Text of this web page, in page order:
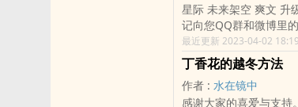
口。百感交集下，他还
上了年级榜首位。发榜
起成绩单，盯着上面某
靳大才子gay完我就跑
先讲道理·大佬攻温润
豪门世家 情有独钟 甜
星际 未来架空 爽文 升级流 各位书友要是觉得《水仙》还不错的
记向您QQ群和微博里
最近更新 2023-04-02 18:19
丁香花的越冬方法
作者 : 水在镜中
感谢大家的喜爱与支